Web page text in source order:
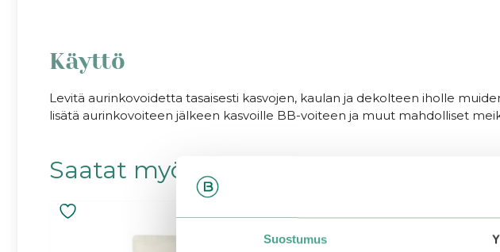
Suostumus
Käyttö
Levitä aurinkovoidetta tasaisesti kasvojen, kaulan ja dekolteen iholle
lisätä aurinkovoiteen jälkeen kasvoille BB-voiteen ja muut mahdolliset
Saatat myös pitää...
on